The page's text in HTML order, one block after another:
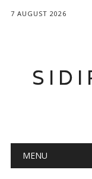
7 AUGUST 2026
Main
MENU